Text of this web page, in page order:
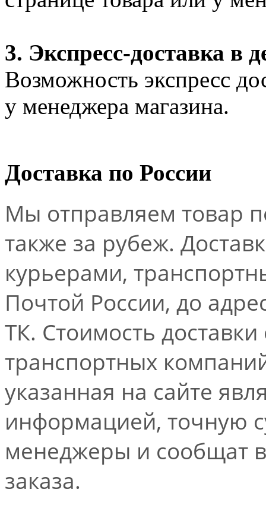
3. Экспресс-доставка в
Возможность экспресс
у менеджера магазина.
Доставка по России
Мы отправляем товар
также за рубеж.
курьерами,
Почтой России, до
ТК. Стоимость
транспортных
указанная на сайте
информацией, точную
менеджеры и сообщат
заказа.